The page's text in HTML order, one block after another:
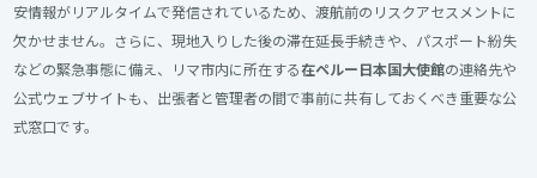
安情報がリアルタイムで発信されているため、渡航前のリスクアセスメントに
欠かせません。さらに、現地入りした後の滞在延長手続きや、パスポート紛失
などの緊急事態に備え、リマ市内に所在する在ペルー日本国大使館の連絡先や
公式ウェブサイトも、出張者と管理者の間で事前に共有しておくべき重要な公
式窓口です。